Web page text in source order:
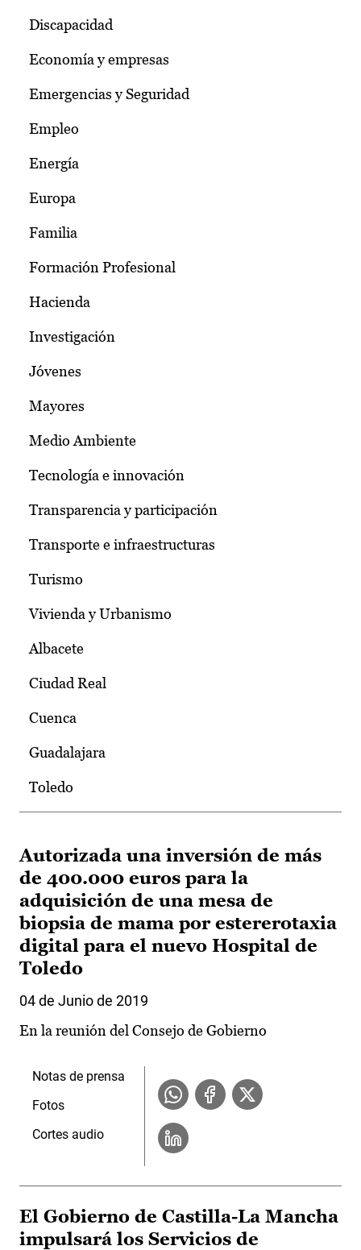
Discapacidad
Economía y empresas
Emergencias y Seguridad
Empleo
Energía
Europa
Familia
Formación Profesional
Hacienda
Investigación
Jóvenes
Mayores
Medio Ambiente
Tecnología e innovación
Transparencia y participación
Transporte e infraestructuras
Turismo
Vivienda y Urbanismo
Albacete
Ciudad Real
Cuenca
Guadalajara
Toledo
Autorizada una inversión de más
de 400.000 euros para la
adquisición de una mesa de
biopsia de mama por estererotaxia
digital para el nuevo Hospital de
Toledo
04 de Junio de 2019
En la reunión del Consejo de Gobierno
Notas de prensa
Fotos
Cortes audio
El Gobierno de Castilla-La Mancha
impulsará los Servicios de